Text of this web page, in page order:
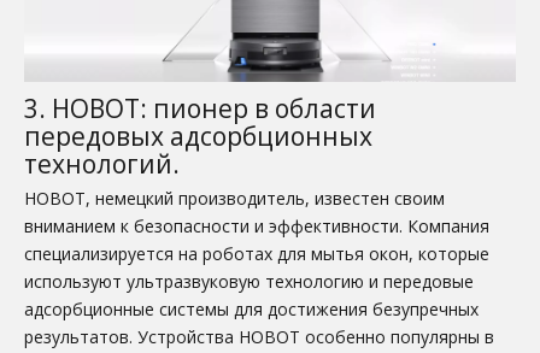
3. HOBOT: пионер в области
передовых адсорбционных
технологий.
HOBOT, немецкий производитель, известен своим
вниманием к безопасности и эффективности. Компания
специализируется на роботах для мытья окон, которые
используют ультразвуковую технологию и передовые
адсорбционные системы для достижения безупречных
результатов. Устройства HOBOT особенно популярны в